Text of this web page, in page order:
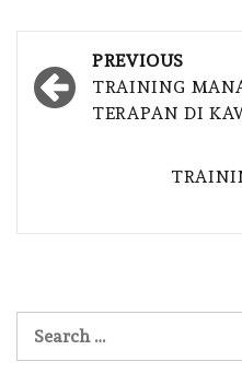
Post
navigation
PREVIOUS
TRAINING
TERAPAN DI